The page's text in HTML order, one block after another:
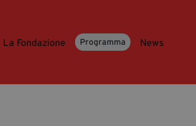
La Fondazione Programma News